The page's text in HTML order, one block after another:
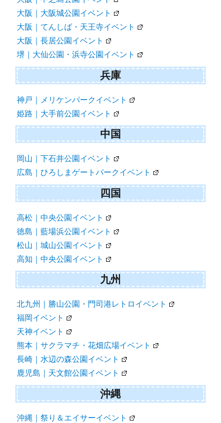
大阪｜大阪城公園イベント
大阪｜てんしば・天王寺イベント
大阪｜長居公園イベント
堺｜大仙公園・浜寺公園イベント
兵庫
神戸｜メリケンパークイベント
姫路｜大手前公園イベント
中国
岡山｜下石井公園イベント
広島｜ひろしまゲートパークイベント
四国
高松｜中央公園イベント
徳島｜藍場浜公園イベント
松山｜城山公園イベント
高知｜中央公園イベント
九州
北九州｜勝山公園・門司港レトロイベント
福岡イベント
天神イベント
熊本｜サクラマチ・花畑広場イベント
長崎｜水辺の森公園イベント
鹿児島｜天文館公園イベント
沖縄
沖縄｜祭り＆エイサーイベント